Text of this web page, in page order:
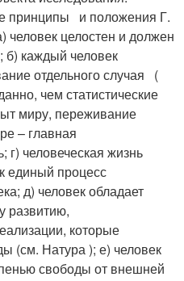
принципы и положения Г.
человек целостен и должен
б) каждый человек
отдельного случая (
чем статистические
миру, переживание
– главная
г) человеческая жизнь
единый процесс
д) человек обладает
развитию,
которые
(см. Натура ); е) человек
свободы от внешней